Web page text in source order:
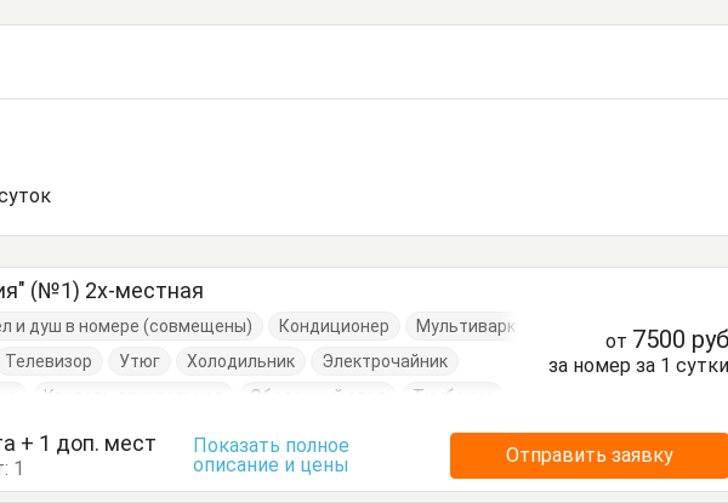
(№1) 2х-местная
и душ в номере (совмещены) Кондиционер
Мультиварка
Телевизор Утюг Холодильник
Электрочайник
Кровать двуспальная Обеденный стол
Тумбочки
от 7500 руб
за номер за 1 сутки
+ 1 доп. мест
1
Показать полное
описание и цены
Отправить заявку